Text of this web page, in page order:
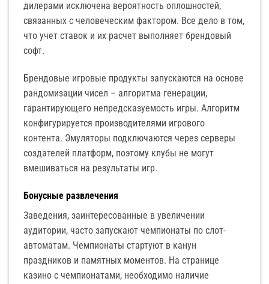
дилерами исключена вероятность оплошностей,
связанных с человеческим фактором. Все дело в том,
что учет ставок и их расчет выполняет брендовый
софт.
Брендовые игровые продукты запускаются на основе
рандомизации чисел – алгоритма генерации,
гарантирующего непредсказуемость игры. Алгоритм
конфигурируется производителями игрового
контента. Эмуляторы подключаются через серверы
создателей платформ, поэтому клубы не могут
вмешиваться на результаты игр.
Бонусные развлечения
Заведения, заинтересованные в увеличении
аудитории, часто запускают чемпионаты по слот-
автоматам. Чемпионаты стартуют в канун
праздников и памятных моментов. На странице
казино с чемпионатами, необходимо наличие